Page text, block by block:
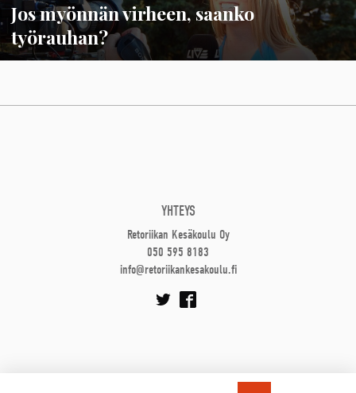
Jos myönnän virheen, saanko
työrauhan?
YHTEYS
Retoriikan Kesäkoulu Oy
050 595 8183
info@retoriikankesakoulu.fi